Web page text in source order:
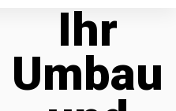
Ihr
Umbau